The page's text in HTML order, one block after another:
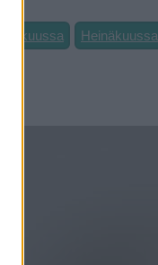
Heinäkuussa